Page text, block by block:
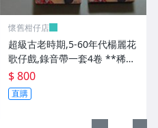
懷舊柑仔店
超級古老時期,5-60年代楊麗花
歌仔戲,錄音帶一套4卷 **稀少
品
$ 800
直購